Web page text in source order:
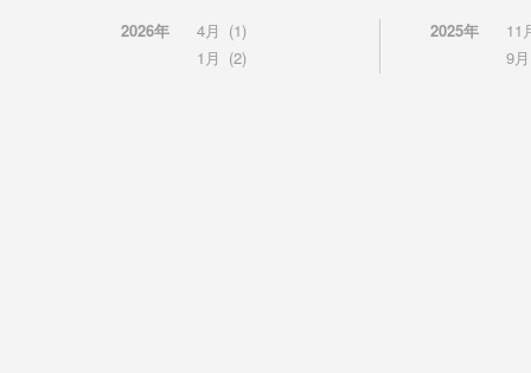
2026年 4月 (1)
1月 (2)
2025年
11
9月